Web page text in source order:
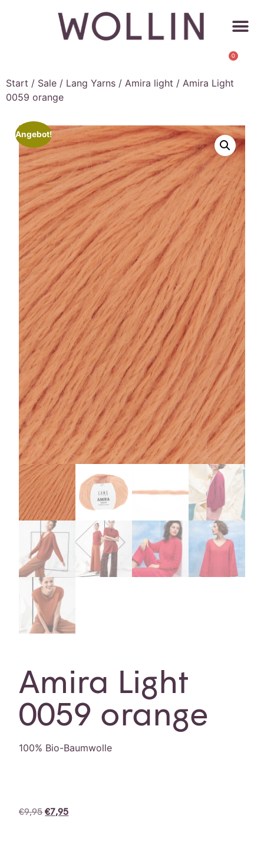
0
Start / Sale / Lang Yarns / Amira light / Amira Light
0059 orange
Angebot!
Amira Light
0059 orange
100% Bio-Baumwolle
€9,95 €7,95